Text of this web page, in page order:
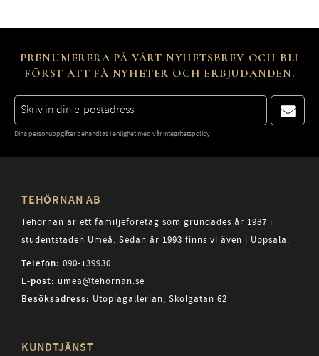
PRENUMERERA PÅ VÅRT NYHETSBREV OCH BLI
FÖRST ATT FÅ NYHETER OCH ERBJUDANDEN.
Dina personuppgifter behandlas i enlighet med vårintegritetspolicy.
TEHÖRNAN AB
Tehörnan är ett familjeföretag som grundades år 1987 i
studentstaden Umeå. Sedan år 1993 finns vi även i Uppsala.
Telefon: 090-139930
E-post: umea@tehornan.se
Besöksadress: Utopiagallerian, Skolgatan 62
KUNDTJÄNST